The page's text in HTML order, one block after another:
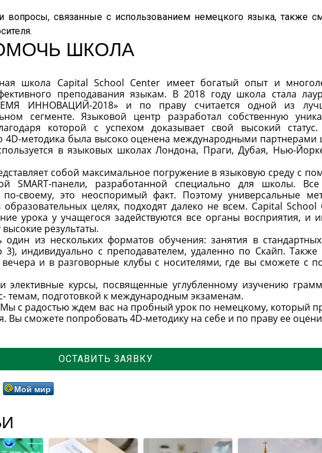
вопросы, связанные с использованием немецкого языка, также
ШКОЛА
школа Capital School Center имеет богатый опыт и
преподавания языкам. В 2018 году школа стала
ИННОВАЦИЙ-2018» и по праву считается одной из
сегменте. Языковой центр разработал собственную
которой с успехом доказывает свой высокий статус.
4D-методика была высоко оценена международными партнерами
в языковых школах Лондона, Праги, Дубая, Нью-
собой максимальное погружение в языковую среду с
SMART-панели, разработанной специально для школы.
своему, это неоспоримый факт. Поэтому универсальные
целях, подходят далеко не всем. Capital School
урока у учащегося задействуются все органы восприятия, и
результаты.
из нескольких форматов обучения: занятия в
3), индивидуально с преподавателем, удаленно по Скайп. Также
и в разговорные клубы с носителями, где вы сможете с
элективные курсы, посвященные углубленному изучению
темам, подготовкой к международным экзаменам.
Мы с радостью ждем вас на пробный урок по немецкому, который
Вы сможете попробовать 4D-методику на себе и по праву ее
ОСТАВИТЬ ЗАЯВКУ
Мой мир